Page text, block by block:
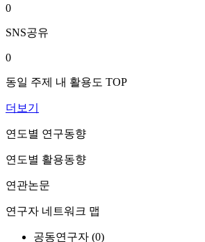
0
SNS공유
0
동일 주제 내 활용도 TOP
더보기
연도별 연구동향
연도별 활용동향
연관논문
연구자 네트워크 맵
공동연구자 (0)